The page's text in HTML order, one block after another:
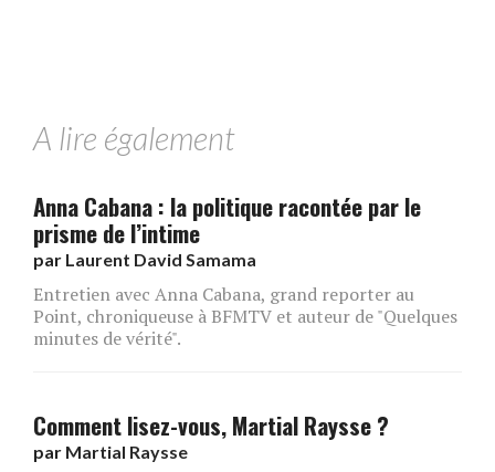
A lire également
Anna Cabana : la politique racontée par le
prisme de l’intime
par Laurent David Samama
Entretien avec Anna Cabana, grand reporter au
Point, chroniqueuse à BFMTV et auteur de "Quelques
minutes de vérité".
Comment lisez-vous, Martial Raysse ?
par Martial Raysse